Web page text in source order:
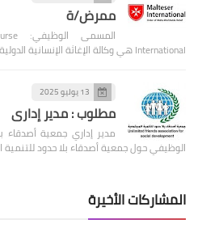
ممرض/ة
International هي وكالة الإغاثة الإنسانية الدولية التابعة لأمر مالطا ا…
13 يوليو 2025
مطلوب : مدير إداري
مدير إداري جمعية أصدقاء
الوظيفي حول جمعية أصدقاء بلا حدود
المشاركات الأخيرة